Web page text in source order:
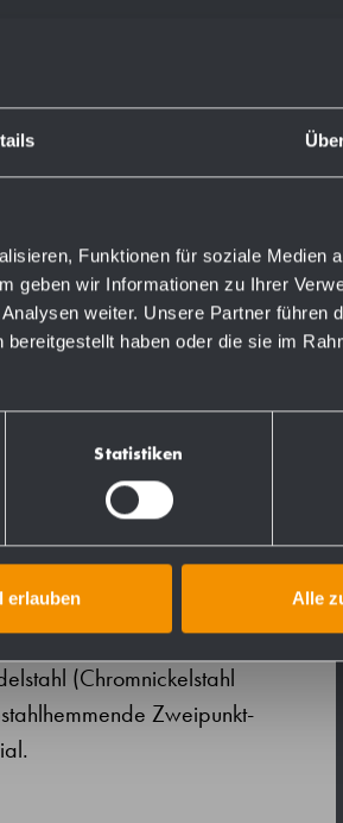
Funktionen für soziale Medien
geben wir Informationen zu Ihrer
weiter. Unsere Partner führen
haben oder die sie im
Statistiken
erlauben Alle
(Chromnickelstahl
Zweipunkt-